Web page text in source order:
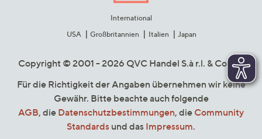
International
USA
Großbritannien Italien Japan
Copyright © 2001 - 2026 QVC Handel S.à r.l. & Co. KG
Für die Richtigkeit der Angaben übernehmen wir keine
Gewähr. Bitte beachte auch folgende
AGB, die Datenschutzbestimmungen, die Community
Standards und das Impressum.